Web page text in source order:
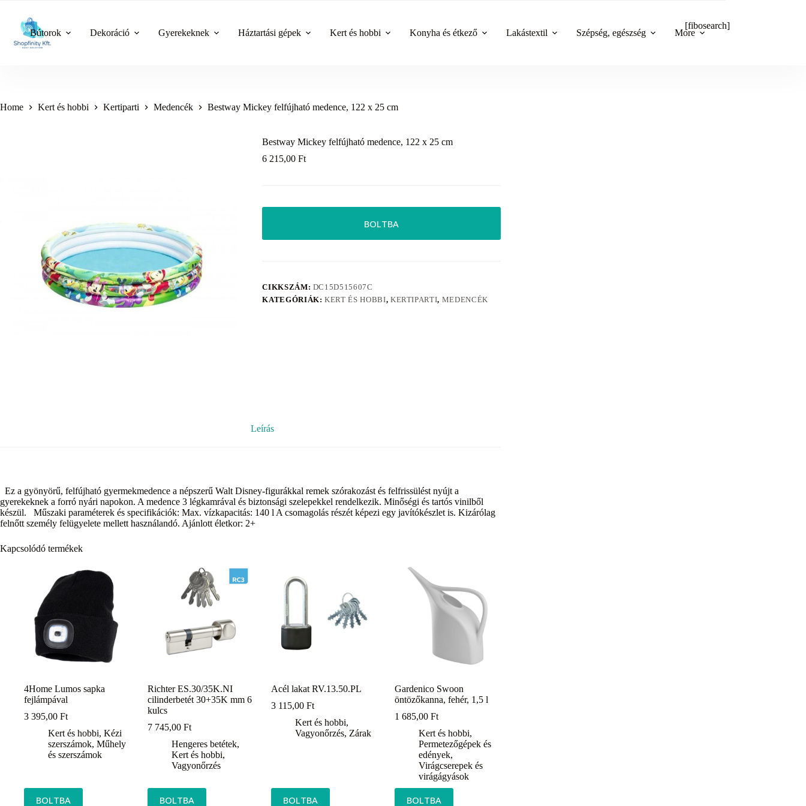
content
Bútorok Dekoráció Gyerekeknek Háztartási gépek Kert és hobbi Konyha és étkező Lakástextil Szépség, egészség More
[fibosearch]
Home Kert és hobbi Kertiparti Medencék Bestway Mickey felfújható medence, 122 x 25 cm
Bestway Mickey felfújható medence, 122 x 25 cm
6 215,00Ft
BOLTBA
CIKKSZÁM: DC15D515607C
KATEGÓRIÁK:KERT ÉS HOBBI, KERTIPARTI, MEDENCÉK
Leírás
Ez a gyönyörű, felfújható gyermekmedence a népszerű Walt Disney-figurákkal remek szórakozást és felfrissülést nyújt a
gyerekeknek a forró nyári napokon. A medence 3 légkamrával és biztonsági szelepekkel rendelkezik. Minőségi és tartós vinilből
készül. Műszaki paraméterek és specifikációk: Max. vízkapacitás: 140 l A csomagolás részét képezi egy javítókészlet is. Kizárólag
felnőtt személy felügyelete mellett használandó. Ajánlott életkor: 2+
Kapcsolódó termékek
4Home Lumos sapka
fejlámpával
3 395,00 Ft
Kert és hobbi, Kézi
szerszámok, Műhely
és szerszámok
BOLTBA
Richter ES.30/35K.NI
cilinderbetét 30+35K mm 6
kulcs
7 745,00Ft
Hengeres betétek,
Kert és hobbi,
Vagyonőrzés
BOLTBA
Acél lakat RV.13.50.PL
3 115,00Ft
Kert és hobbi,
Vagyonőrzés, Zárak
BOLTBA
Gardenico Swoon
öntözőkanna, fehér, 1,5 l
1 685,00Ft
Kert és hobbi,
Permetezőgépek és
edények,
Virágcserepek és
virágágyások
BOLTBA